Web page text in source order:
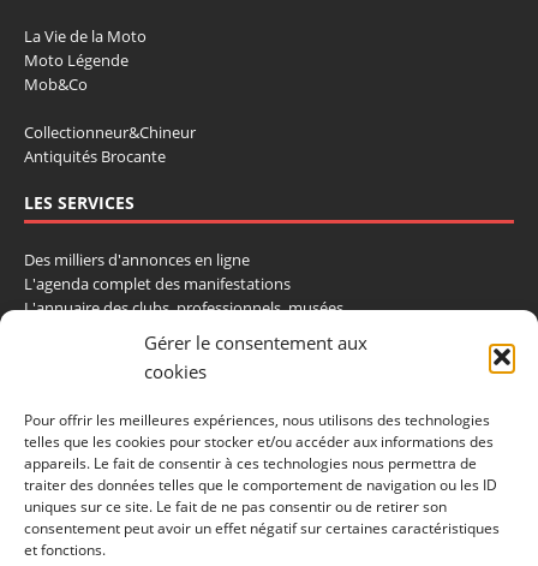
Gérer le consentement aux
cookies
Pour offrir les meilleures expériences, nous utilisons des technologies
telles que les cookies pour stocker et/ou accéder aux informations des
appareils. Le fait de consentir à ces technologies nous permettra de
traiter des données telles que le comportement de navigation ou les ID
uniques sur ce site. Le fait de ne pas consentir ou de retirer son
consentement peut avoir un effet négatif sur certaines caractéristiques
et fonctions.
La Vie de la Moto
Moto Légende
Mob&Co
Collectionneur&Chineur
Antiquités Brocante
LES SERVICES
Des milliers d'annonces en ligne
L'agenda complet des manifestations
L'annuaire des clubs, professionnels, musées
La cote et les ventes aux enchères
La Boutique du Collectionneur
CONTACTEZ-NOUS
LA VIE DE L'AUTO
BP 40419
77309 Fontainebleau Cedex